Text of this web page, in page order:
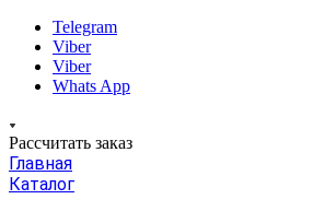
Telegram
Viber
Viber
Whats App
Рассчитать заказ
Главная
Каталог